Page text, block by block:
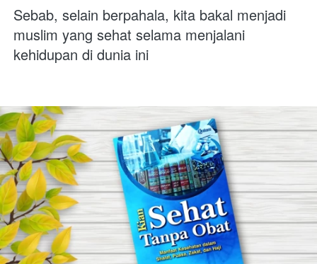
Sebab, selain berpahala, kita bakal menjadi
muslim yang sehat selama menjalani
kehidupan di dunia ini